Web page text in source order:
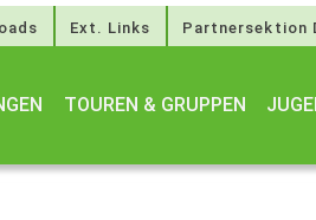
Ext. Links Partnersektion
TOUREN & GRUPPEN